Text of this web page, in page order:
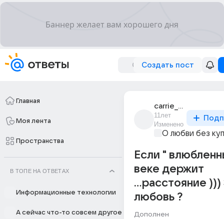
Создать пост
Главная
Моя лента
Пространства
В ТОПЕ НА ОТВЕТАХ
Информационные технологии
А сейчас что-то совсем другое
carrie_tsu
11лет
Изменено
О любви без
Если "
веке держит
...расстояние
любовь ?
Дополнен